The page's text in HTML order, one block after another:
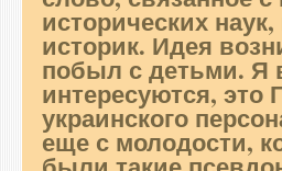
исторических
историк. Идея
побыл с детьми. Я
интересуются,
украинского
еще с молодости,